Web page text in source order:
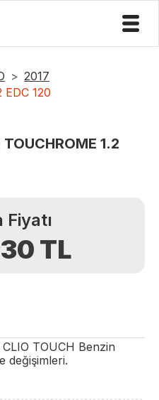
2017
EDC 120
TOUCHROME 1.2
Fiyatı
TL
CLIO TOUCH Benzin
değişimleri.